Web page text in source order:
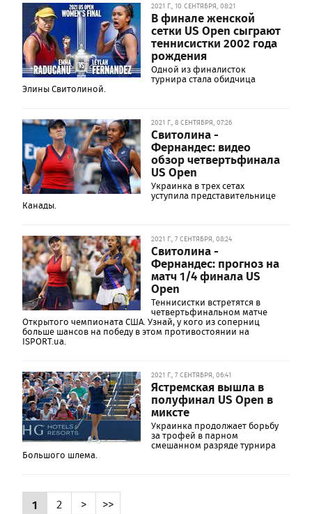
2021 Г., 10 СЕНТЯБРЯ, 08:21
В финале женской
сетки US Open сыграют
теннисистки 2002 года
рождения
Одной из финалисток
турнира стала обидчица
Элины Свитолиной.
2021 Г., 8 СЕНТЯБРЯ, 07:26
Свитолина -
Фернандес: видео
обзор четвертьфинала
US Open
Украинка в трех сетах
уступила представительнице
Канады.
2021 Г., 7 СЕНТЯБРЯ, 08:24
Свитолина -
Фернандес: прогноз на
матч 1/4 финала US
Open
Теннисистки встретятся в
четвертьфинальном матче
Открытого чемпионата США. Узнай, у кого из соперниц
больше шансов на победу в этом противостоянии на
ISPORT.ua.
2021 Г., 7 СЕНТЯБРЯ, 06:41
Ястремская вышла в
полуфинал US Open в
миксте
Украинка продолжает борьбу
за трофей в парном
смешанном разряде турнира
Большого шлема.
1 2 > >>